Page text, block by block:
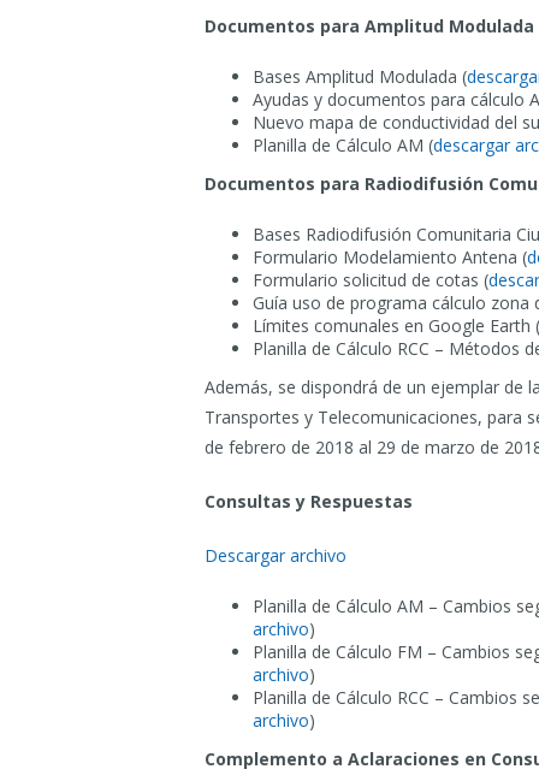
Documentos para Amplitud Modulada
Bases Amplitud Modulada (
Ayudas y documentos para cálculo
Nuevo mapa de conductividad del
Planilla de Cálculo AM (descargar
Documentos para Radiodifusión
Bases Radiodifusión Comunitaria
Formulario Modelamiento Antena (
Formulario solicitud de cotas (
Guía uso de programa cálculo zona
Límites comunales en Google Earth (
Planilla de Cálculo RCC – Métodos
Además, se dispondrá de un ejemplar de
Transportes y Telecomunicaciones, para
de febrero de 2018 al 29 de marzo de
Consultas y Respuestas
Descargar archivo
Planilla de Cálculo AM – Cambios
archivo)
Planilla de Cálculo FM – Cambios
archivo)
Planilla de Cálculo RCC – Cambios
archivo)
Complemento a Aclaraciones en